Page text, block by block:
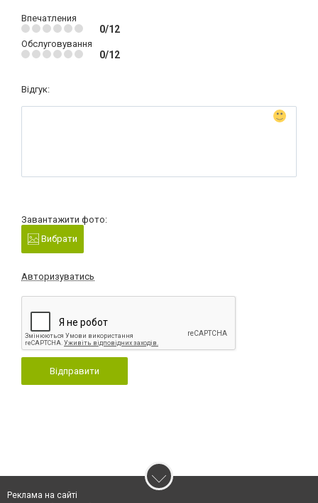
Впечатления
0/12
Обслуговування
0/12
Відгук:
Завантажити фото:
Вибрати
Авторизуватись
Відправити
Реклама на сайті